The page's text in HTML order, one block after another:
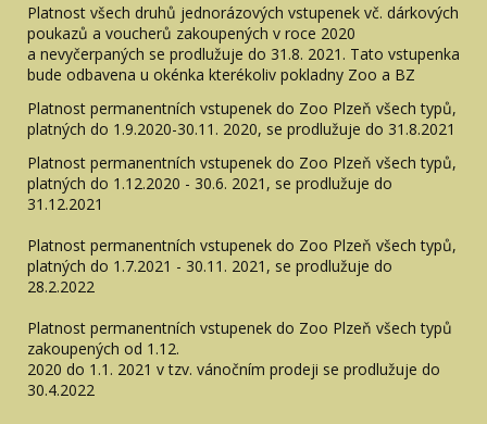
Platnost všech druhů jednorázových vstupenek vč. dárkových
poukazů a voucherů zakoupených v roce 2020
a nevyčerpaných se prodlužuje do 31.8. 2021. Tato vstupenka
bude odbavena u okénka kterékoliv pokladny Zoo a BZ
Platnost permanentních vstupenek do Zoo Plzeň všech typů,
platných do 1.9.2020-30.11. 2020, se prodlužuje do 31.8.2021
Platnost permanentních vstupenek do Zoo Plzeň všech typů,
platných do 1.12.2020 - 30.6. 2021, se prodlužuje do
31.12.2021
Platnost permanentních vstupenek do Zoo Plzeň všech typů,
platných do 1.7.2021 - 30.11. 2021, se prodlužuje do
28.2.2022
Platnost permanentních vstupenek do Zoo Plzeň všech typů
zakoupených od 1.12.
2020 do 1.1. 2021 v tzv. vánočním prodeji se prodlužuje do
30.4.2022